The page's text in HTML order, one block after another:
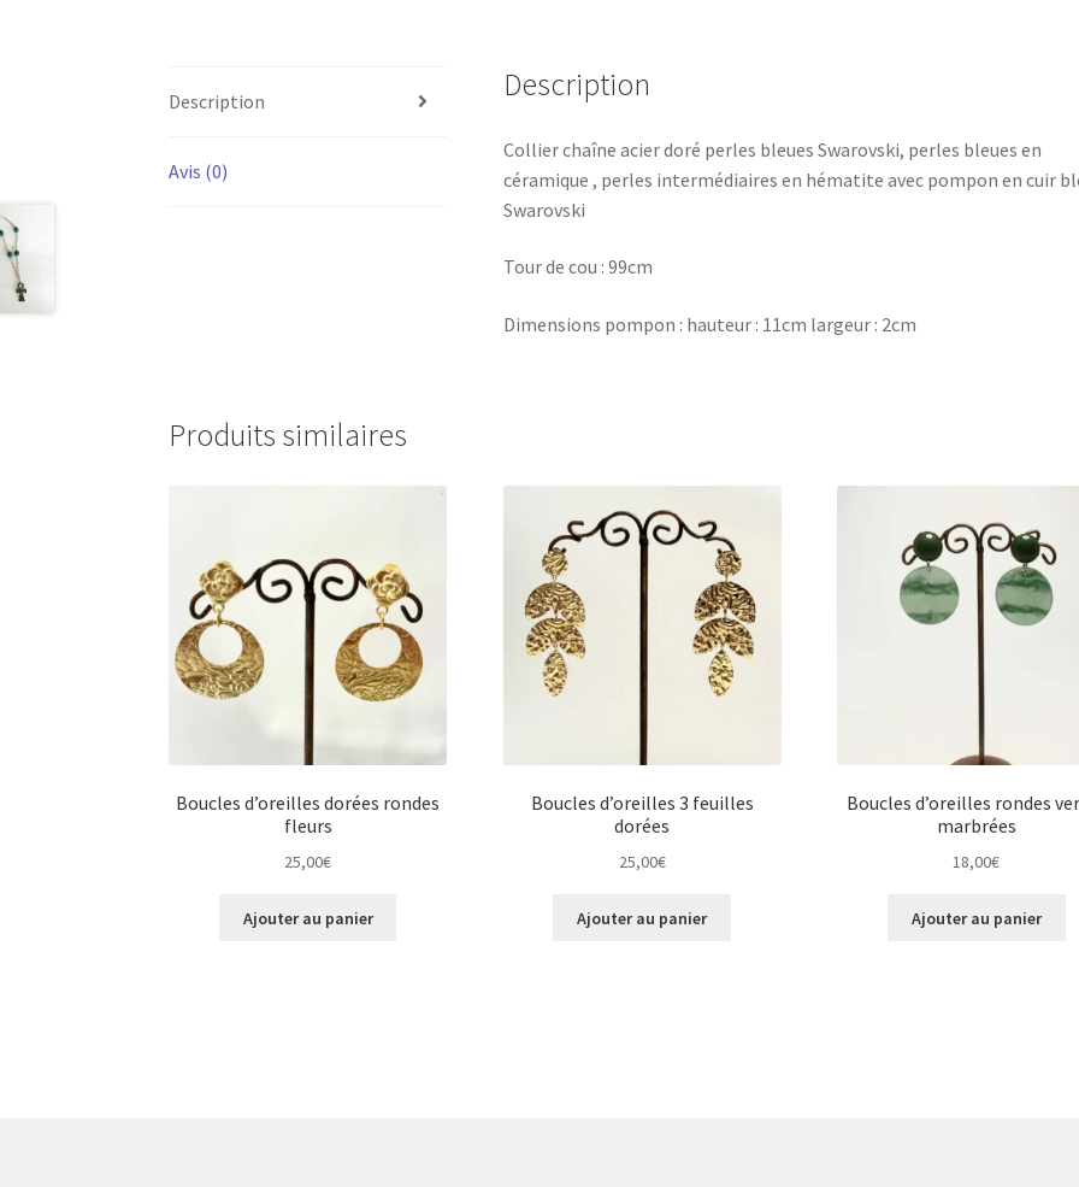
Description
Avis (0)
Description
Collier chaîne acier doré perles bleues Swarovski, perles bleues en
céramique , perles intermédiaires en hématite avec pompon en cuir
Swarovski
Tour de cou : 99cm
Dimensions pompon : hauteur : 11cm largeur : 2cm
Produits similaires
Boucles d’oreilles dorées rondes
fleurs
25,00€
Ajouter au panier
Boucles d’oreilles 3 feuilles
dorées
25,00€
Ajouter au panier
Boucles d’oreilles rondes
marbrées
18,00€
Ajouter au panier